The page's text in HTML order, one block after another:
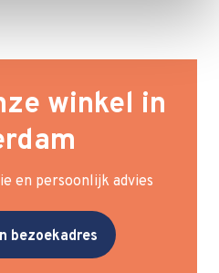
winkel in
en persoonlijk advies
bezoekadres